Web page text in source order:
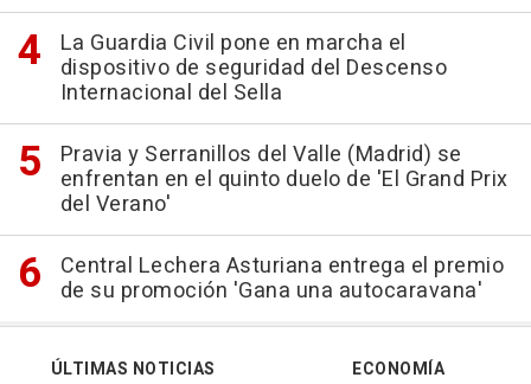
La Guardia Civil pone en marcha el
dispositivo de seguridad del Descenso
Internacional del Sella
Pravia y Serranillos del Valle (Madrid) se
enfrentan en el quinto duelo de 'El Grand Prix
del Verano'
Central Lechera Asturiana entrega el premio
de su promoción 'Gana una autocaravana'
ÚLTIMAS NOTICIAS
ECONOMÍA